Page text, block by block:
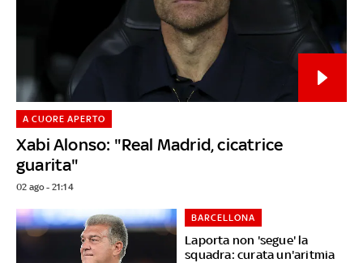
Xabi Alonso: "Real Madrid, cicatrice
guarita"
A CUORE APERTO
02 ago - 21:14
Laporta non 'segue' la
squadra: curata un'aritmia
BARCELLONA